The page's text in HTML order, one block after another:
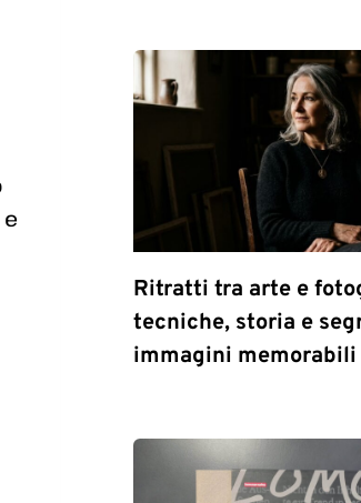
Ritratti tra arte e
tecniche, storia e
immagini memorabili